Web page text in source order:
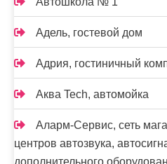
Адель, гостевой дом
Адрия, гостиничный
Аква Tech, автомойка
Аларм-Сервис, сеть
центров автозвука,